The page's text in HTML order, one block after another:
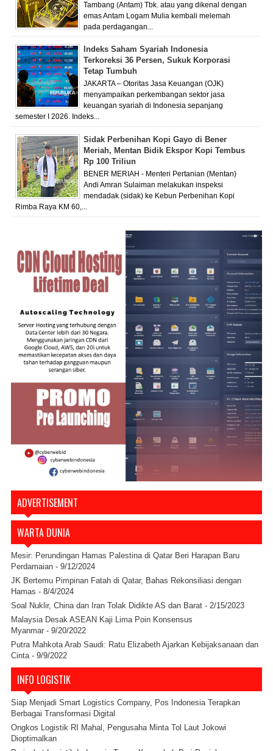
Tambang (Antam) Tbk. atau yang dikenal dengan
emas Antam Logam Mulia kembali melemah
pada perdagangan...
Indeks Saham Syariah Indonesia
Terkoreksi 36 Persen, Sukuk Korporasi
Tetap Tumbuh
JAKARTA – Otoritas Jasa Keuangan (OJK)
menyampaikan perkembangan sektor jasa
keuangan syariah di Indonesia sepanjang
semester I 2026. Indeks...
Sidak Perbenihan Kopi Gayo di Bener
Meriah, Mentan Bidik Ekspor Kopi Tembus
Rp 100 Triliun
BENER MERIAH - Menteri Pertanian (Mentan)
Andi Amran Sulaiman melakukan inspeksi
mendadak (sidak) ke Kebun Perbenihan Kopi
Rimba Raya KM 60,...
ADVERTISEMENT
WARTA DUNIA
Mesir: Perundingan Hamas Palestina di Qatar Beri Harapan Baru
Perdamaian - 9/12/2024
JK Bertemu Pimpinan Fatah di Qatar, Bahas Rekonsiliasi dengan
Hamas - 8/4/2024
Soal Nuklir, China dan Iran Tolak Didikte AS dan Barat - 2/15/2023
Malaysia Desak ASEAN Kaji Lima Poin Konsensus
Myanmar - 9/20/2022
Putra Mahkota Arab Saudi: Ratu Elizabeth Ajarkan Kebijaksanaan dan
Cinta- 9/9/2022
INFO LOGISTIK
Siap Menjadi Smart Logistics Company, Pos Indonesia Terapkan
Berbagai Transformasi Digital
Ongkos Logistik RI Mahal, Pengusaha Minta Tol Laut Jokowi
Dioptimalkan